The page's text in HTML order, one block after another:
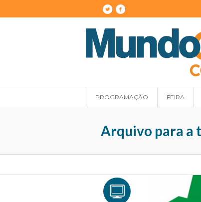
PROGRAMAÇÃO FEIRA
Arquivo para a